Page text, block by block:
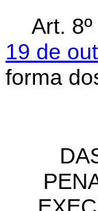
Art.
19 de
forma